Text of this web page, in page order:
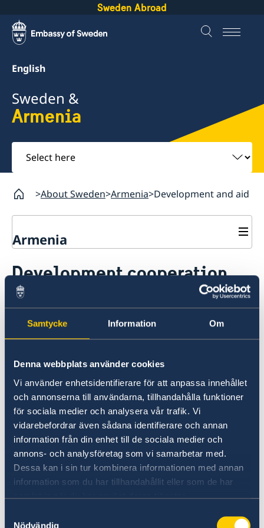
Samtycke Information Om
Denna webbplats använder cookies
Vi använder enhetsidentifierare för att anpassa innehållet
och annonserna till användarna, tillhandahålla funktioner
för sociala medier och analysera vår trafik. Vi
vidarebefordrar även sådana identifierare och annan
information från din enhet till de sociala medier och
annons- och analysföretag som vi samarbetar med.
Dessa kan i sin tur kombinera informationen med annan
information som du har tillhandahållit eller som de har
samlat in när du har använt deras tjänster.
Nödvändig
Sweden Abroad
English
Sweden &
Armenia
Select
here
About Sweden Armenia Development and aid
Armenia
Visiting Sweden
Moving to someone in Sweden
Apply for a residence permit
Working in Sweden
Studying in Sweden
Swedish customs regulations
Development and aid
Development cooperation
Sweden decided to re-establish a
window for bilateral development
cooperation with Armenia
In 2019, in response to the democratization
process and the strong political will to
undertake necessary reforms in the country,
Sweden re-established its bilateral
development cooperation with Armenia.
In the recently adopted regional reform
cooperation strategy for Eastern Europe 2021-
of law and gender equality peaceful and